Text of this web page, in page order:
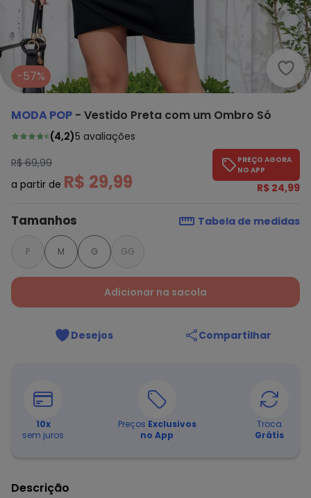
-57%
MODA POP - Vestido Preta com um Ombro Só
(4,2)5 avaliações
R$ 69,99
a partir de R$ 29,99
PREÇO AGORA
NO APP
R$ 24,99
Tamanhos Tabela de medidas
P M G GG
Adicionar na sacola
Desejos Compartilhar
10x
sem juros
Preços Exclusivos
no App
Troca
Grátis
Descrição